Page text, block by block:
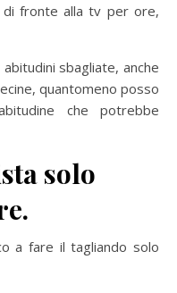
fronte alla tv per ore,
sbagliate, anche
quantomeno posso
che potrebbe
solo
a fare il tagliando solo